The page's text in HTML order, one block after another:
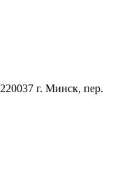
220037 г. Минск, пер.